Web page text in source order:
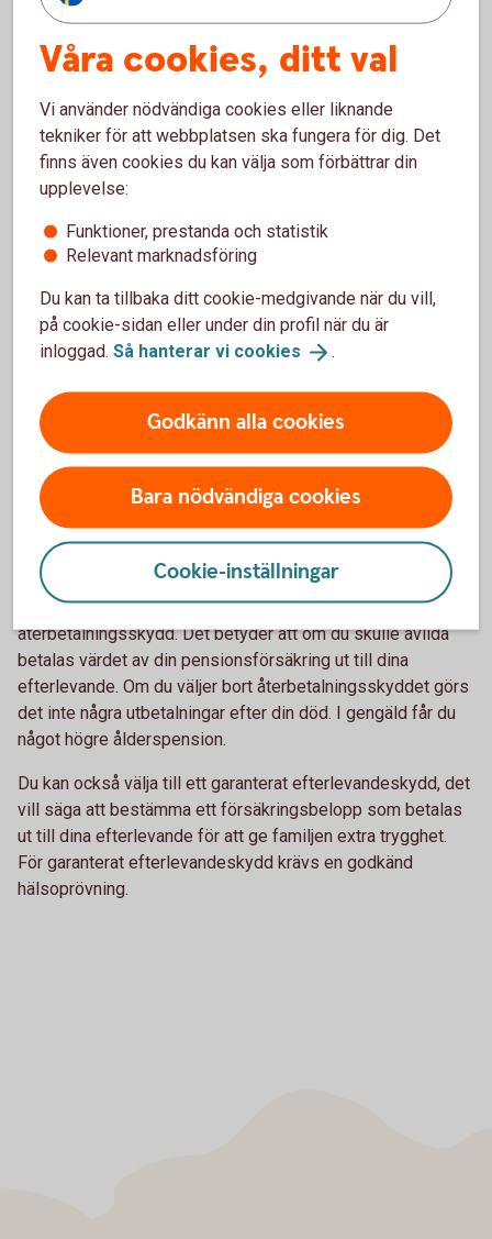
Så funkar det att löneväxla
Dina pengar placeras i en fondförsäkring
och du bestämmer själv vilka fonder du vill
Du kan när som helst, kostnads- och
skattefritt, byta fond under spartiden.
Du kan ta ut pengarna från din 55-årsdag.
Utbetalning måste ske under minst fem år.
Skydd för efterlevande
Ditt pensionssparande tecknas automatiskt med
återbetalningsskydd. Det betyder att om du skulle avlida
betalas värdet av din pensionsförsäkring ut till dina
efterlevande. Om du väljer bort återbetalningsskyddet görs
det inte några utbetalningar efter din död. I gengäld får du
något högre ålderspension.
Du kan också välja till ett garanterat efterlevandeskydd, det
vill säga att bestämma ett försäkringsbelopp som betalas
ut till dina efterlevande för att ge familjen extra trygghet.
För garanterat efterlevandeskydd krävs en godkänd
hälsoprövning.
Våra cookies, ditt val
Vi använder nödvändiga cookies eller liknande
tekniker för att webbplatsen ska fungera för dig. Det
finns även cookies du kan välja som förbättrar din
upplevelse:
Funktioner, prestanda och statistik
Relevant marknadsföring
Du kan ta tillbaka ditt cookie-medgivande när du vill,
på cookie-sidan eller under din profil när du är
inloggad. Så hanterar vi cookies .
Godkänn alla cookies
Bara nödvändiga cookies
Cookie-inställningar